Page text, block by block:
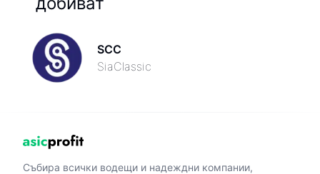
SCC
SiaClassic
Събира всички водещи и надеждни компании,